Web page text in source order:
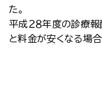
た。
平成２８年度の診療
と料金が安くなる場合